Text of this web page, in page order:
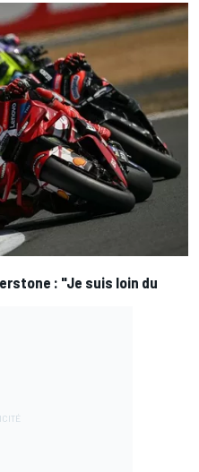
: "Je suis loin du